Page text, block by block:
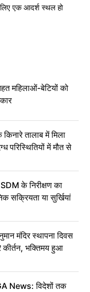
एक आदर्श स्थल हो
महिलाओं-बेटियों को
तालाब में मिला
परिस्थितियों में मौत से
के निरीक्षण का
सक्रियता या सुर्खियां
मंदिर स्थापना दिवस
भक्तिमय हुआ
News: विदेशों तक